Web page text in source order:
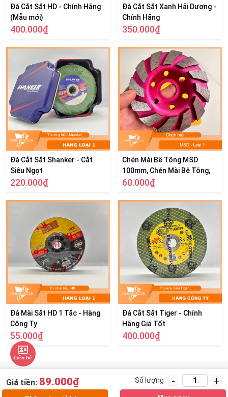
Đá Cắt Sắt HD - Chính Hãng
(Mẫu mới)
400.000₫
Đá Cắt Sắt Xanh Hải Dương -
Chính Hãng
350.000₫
Đá Cắt Sắt Shanker - Cắt
Siêu Ngọt
220.000₫
Chén Mài Bê Tông MSD
100mm, Chén Mài Bê Tông,
Đá, Gạch Cao Cấp
60.000₫
Đá Mài Sắt HD 1 Tắc - Hàng
Công Ty
55.000₫
Đá Cắt Sắt Tiger - Chính
Hãng Giá Tốt
400.000₫
Giá tiền: 89.000₫ Số lượng - +
Liên hệ